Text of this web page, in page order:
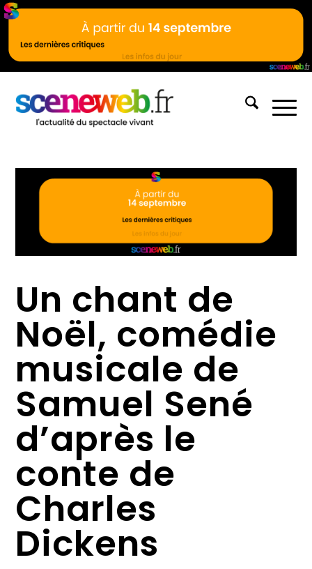
Un chant de
Noël, comédie
musicale de
Samuel Sené
d’après le
conte de
Charles
Dickens